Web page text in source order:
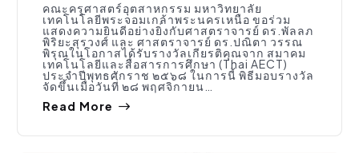
คณะครุศาสตร์อุตสาหกรรม มหาวิทยาลัย
เทคโนโลยีพระจอมเกล้าพระนครเหนือ ขอร่วม
แสดงความยินดีอย่างยิ่งกับศาสตราจารย์ ดร.พัลลภ
พิริยะสุรวงศ์ และ ศาสตราจารย์ ดร.ปณิตา วรรณ
พิรุณในโอกาสได้รับรางวัลเกียรติคุณจาก สมาคม
เทคโนโลยีและสื่อสารการศึกษา (Thai AECT)
ประจำปีพุทธศักราช ๒๕๖๘ ในการนี้ พิธีมอบรางวัล
จัดขึ้นเมื่อวันที่ ๒๘ พฤศจิกายน…
Read More